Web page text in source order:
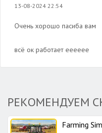
13-08-2024 22:54
Очень хорошо пасиба вам
всё ок работает ееееее
РЕКОМЕНДУЕМ
Farming